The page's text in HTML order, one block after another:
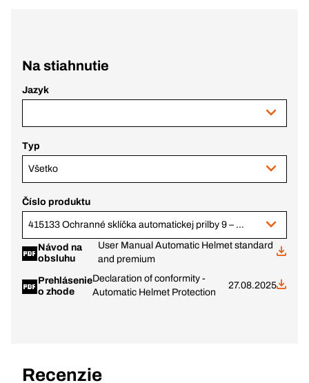
Na stiahnutie
Jazyk
Typ
Všetko
Číslo produktu
415133 Ochranné sklíčka automatickej prilby 9 – 13 Standard, súprava
Návod na
obsluhu
User Manual Automatic Helmet standard
and premium
Prehlásenie
o zhode
Declaration of conformity -
Automatic Helmet Protection
27.08.2025
Recenzie